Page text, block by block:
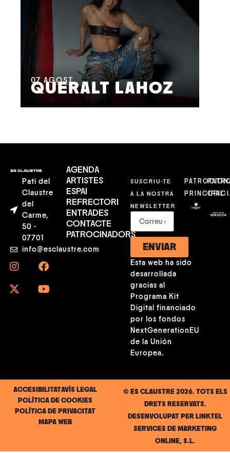
07 AGOST
QUERALT LAHOZ
Pati del
Claustre
del
Carme,
50 -
07701
info@esclaustre.com
AGENDA
ARTISTES
ESPAI
REFRECTORI
ENTRADES
CONTACTE
PATROCINADORS
SUSCRIU-TE
A LA NOSTRA
NEWSLETTER
ENVIAR
Esta web ha sido
desarrollada
gracias al
Programa Kit
Digital financiado
por los fondos
NextGenerationEU
de la Unión
Europea.
PRINCIPAL
© ES CLAUSTRE 2026. TOTS ELS
DRETS RESERVATS.
DESENVOLUPAT PER LINKTEL
SERVICES DE MARKETING
ONLINE, S.L.
ACCESIBILITATAVÍS LEGAL
POLÍTICA DE COOKIES
POLÍTICA DE PRIVACITAT
MAPA WEB